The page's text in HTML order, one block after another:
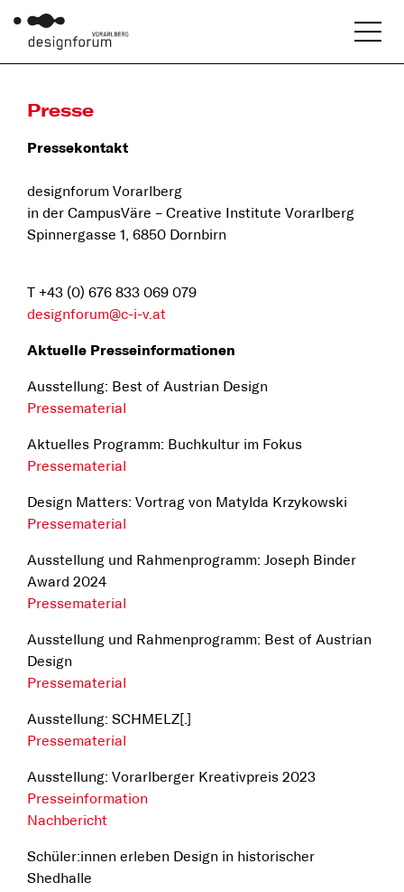
Presse
Pressekontakt
designforum Vorarlberg
in der CampusVäre – Creative Institute Vorarlberg
Spinnergasse 1, 6850 Dornbirn
T +43 (0) 676 833 069 079
designforum@c-i-v.at
Aktuelle Presseinformationen
Ausstellung: Best of Austrian Design
Pressematerial
Aktuelles Programm: Buchkultur im Fokus
Pressematerial
Design Matters: Vortrag von Matylda Krzykowski
Pressematerial
Ausstellung und Rahmenprogramm: Joseph Binder
Award 2024
Pressematerial
Ausstellung und Rahmenprogramm: Best of Austrian
Design
Pressematerial
Ausstellung: SCHMELZ[.]
Pressematerial
Ausstellung: Vorarlberger Kreativpreis 2023
Presseinformation
Nachbericht
Schüler:innen erleben Design in historischer
Shedhalle